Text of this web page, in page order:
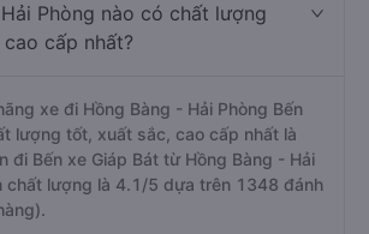
Phòng nào có chất lượng
cấp nhất?
xe đi Hồng Bàng - Hải Phòng Bến
lượng tốt, xuất sắc, cao cấp nhất là
đi Bến xe Giáp Bát từ Hồng Bàng - Hải
chất lượng là 4.1/5 dựa trên 1348 đánh